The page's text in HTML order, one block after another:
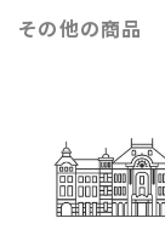
その他の商品